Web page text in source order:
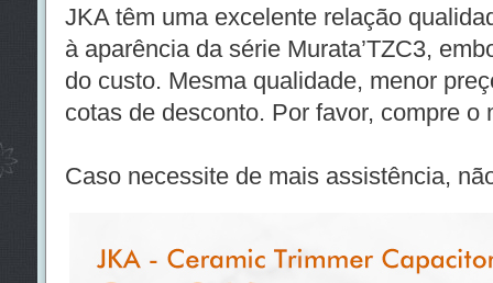
JKA têm uma excelente relação
à aparência da série Murata’TZC3,
do custo. Mesma qualidade, menor
cotas de desconto. Por favor, compre o
Caso necessite de mais assistência,